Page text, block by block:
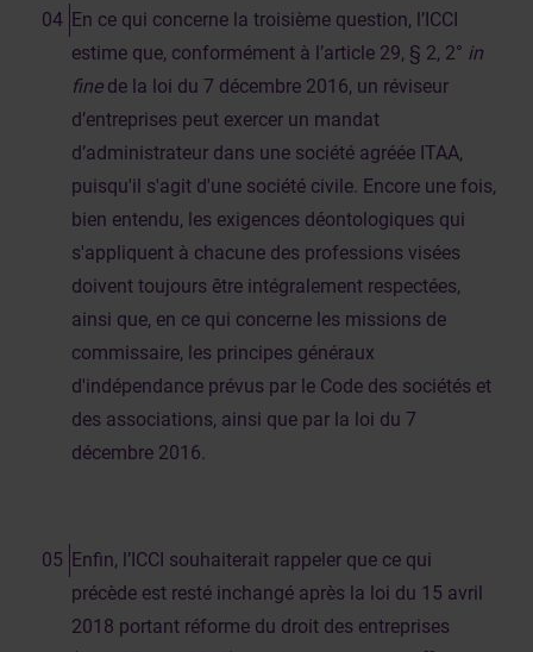
En ce qui concerne la troisième question, l’ICCI
estime que, conformément à l’article 29, § 2, 2° in
finede la loi du 7 décembre 2016, un réviseur
d’entreprises peut exercer un mandat
d’administrateur dans une société agréée ITAA,
puisqu'il s'agit d'une société civile. Encore une fois,
bien entendu, les exigences déontologiques qui
s'appliquent à chacune des professions visées
doivent toujours être intégralement respectées,
ainsi que, en ce qui concerne les missions de
commissaire, les principes généraux
d'indépendance prévus par le Code des sociétés et
des associations, ainsi que par la loi du 7
décembre 2016.
Enfin, l’ICCI souhaiterait rappeler que ce qui
précède est resté inchangé après la loi du 15 avril
2018 portant réforme du droit des entreprises